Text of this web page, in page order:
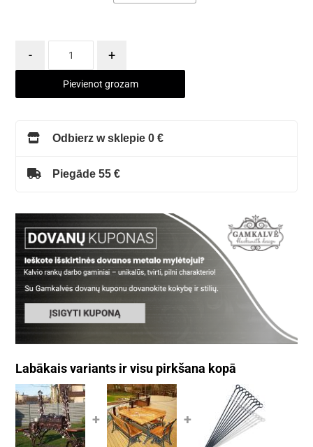
- +
Pievienot grozam
Odbierz w sklepie 0 €
Piegāde 55 €
Labākais variants ir visu pirkšana kopā
+ +